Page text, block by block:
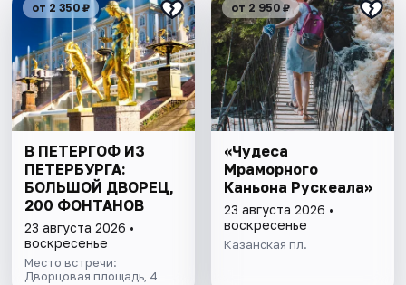
от 2 350 ₽
В ПЕТЕРГОФ ИЗ
ПЕТЕРБУРГА:
БОЛЬШОЙ ДВОРЕЦ,
200 ФОНТАНОВ
23 августа 2026 •
воскресенье
Место встречи:
Дворцовая площадь, 4
от 2 950 ₽
«Чудеса
Мраморного
Каньона Рускеала»
23 августа 2026 •
воскресенье
Казанская пл.